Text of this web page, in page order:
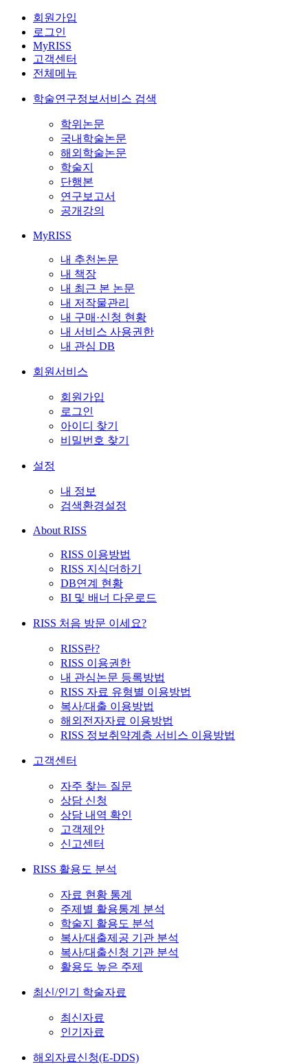
회원가입
로그인
MyRISS
고객센터
전체메뉴
학술연구정보서비스 검색
학위논문
국내학술논문
해외학술논문
학술지
단행본
연구보고서
공개강의
MyRISS
내 추천논문
내 책장
내 최근 본 논문
내 저작물관리
내 구매·신청 현황
내 서비스 사용권한
내 관심 DB
회원서비스
회원가입
로그인
아이디 찾기
비밀번호 찾기
설정
내 정보
검색환경설정
About RISS
RISS 이용방법
RISS 지식더하기
DB연계 현황
BI 및 배너 다운로드
RISS 처음 방문 이세요?
RISS란?
RISS 이용권한
내 관심논문 등록방법
RISS 자료 유형별 이용방법
복사/대출 이용방법
해외전자자료 이용방법
RISS 정보취약계층 서비스 이용방법
고객센터
자주 찾는 질문
상담 신청
상담 내역 확인
고객제안
신고센터
RISS 활용도 분석
자료 현황 통계
주제별 활용통계 분석
학술지 활용도 분석
복사/대출제공 기관 분석
복사/대출신청 기관 분석
활용도 높은 주제
최신/인기 학술자료
최신자료
인기자료
해외자료신청(E-DDS)